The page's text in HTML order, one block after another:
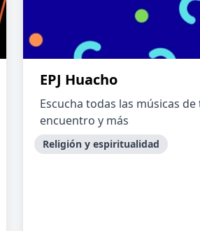
EPJ Huacho
Escucha todas las músicas de
encuentro y más
Religión y espiritualidad